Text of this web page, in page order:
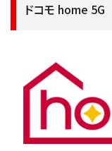
ドコモ home 5G